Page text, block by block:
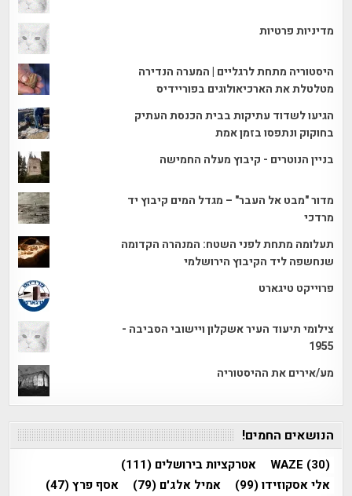
מדיניות פרטיות
היסטוריה מתחת לרגליים | המערה הנדירה
מטלטלת את הארכיאולוגים בפוריידיס
הגיעו לשדוד עתיקות בבית הכנסת העתיק
בחוקוק ונתפסו בזמן אמת
בניין הנוטרים - קיבוץ מעלה החמישה
מדור "מבט אל העבר" – מגדל המים קיבוץ יד
מרדכי
תעלומה מתחת לפני השטח: המנהרה הקדומה
שנחשפה ליד הקיבוץ הירושלמי
פרוייקט טיגארט
צילומי תיעוד העיר אשקלון ויישובי הסביבה -
1955
מע/אירים את ההיסטוריה
הנושאים החמים!
WAZE (30) אטרקציות בירושלים (111)
אלי אסקוזידו(99) אמיל אלג'ם (79) אסף פרץ(47)